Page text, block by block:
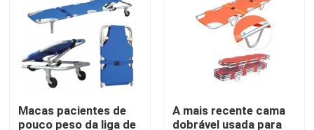
Produtos
Vídeos
Macas pacientes de
pouco peso da liga de
A mais recente cama
dobrável usada para